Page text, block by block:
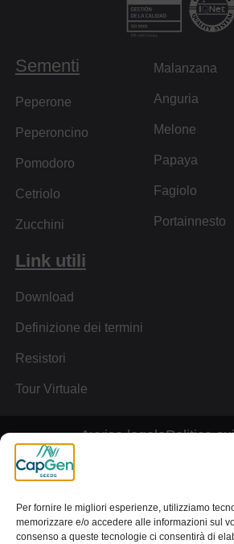
Per fornire le migliori esperienze, utilizziamo
memorizzare e/o accedere alle informazioni sul
consenso a queste tecnologie ci consentirà di
Sementi
Peperone
Peperoncino
Pomodoro
Cetriolo
Zucchini
Malanzana
Anguria
Melone
Papaya
Fagiolo
Portainnesto
Link utili
Download
Definizione dei termini
Resistori
Tour Virtuale
Avviso legalePolitica
Informativa sulla privacy
© 2024 Capital Genetic EBT SL |